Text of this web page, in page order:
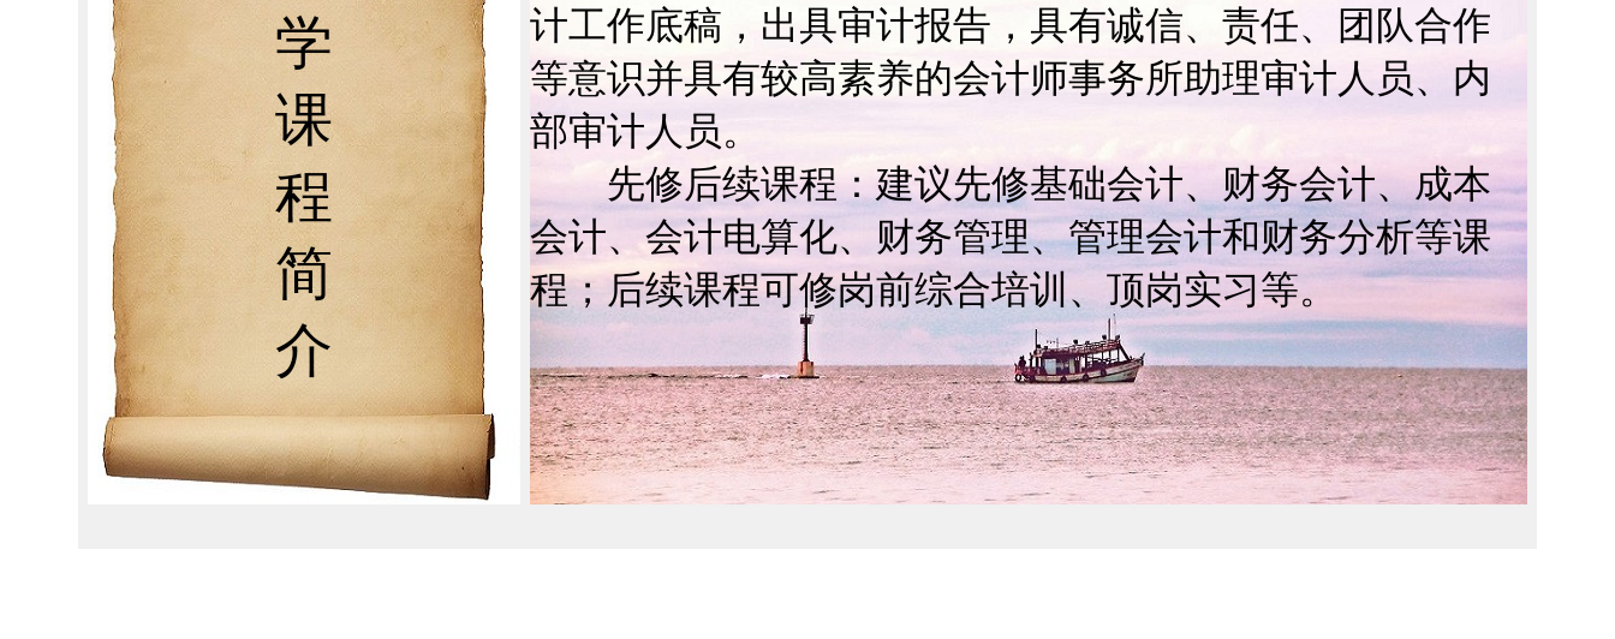
学
课
程
简
介
计工作底稿，出具审计报告，具有诚信、责任、团队合作
等意识并具有较高素养的会计师事务所助理审计人员、内
部审计人员。
先修后续课程：建议先修基础会计、财务会计、成本
会计、会计电算化、财务管理、管理会计和财务分析等课
程；后续课程可修岗前综合培训、顶岗实习等。